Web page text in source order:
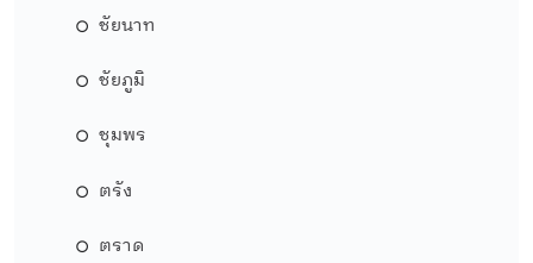
ชัยนาท
ชัยภูมิ
ชุมพร
ตรัง
ตราด